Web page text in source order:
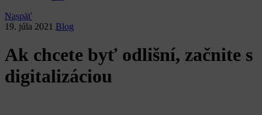
Naspäť
19. júla 2021 Blog
Ak chcete byť odlišní, začnite s
digitalizáciou